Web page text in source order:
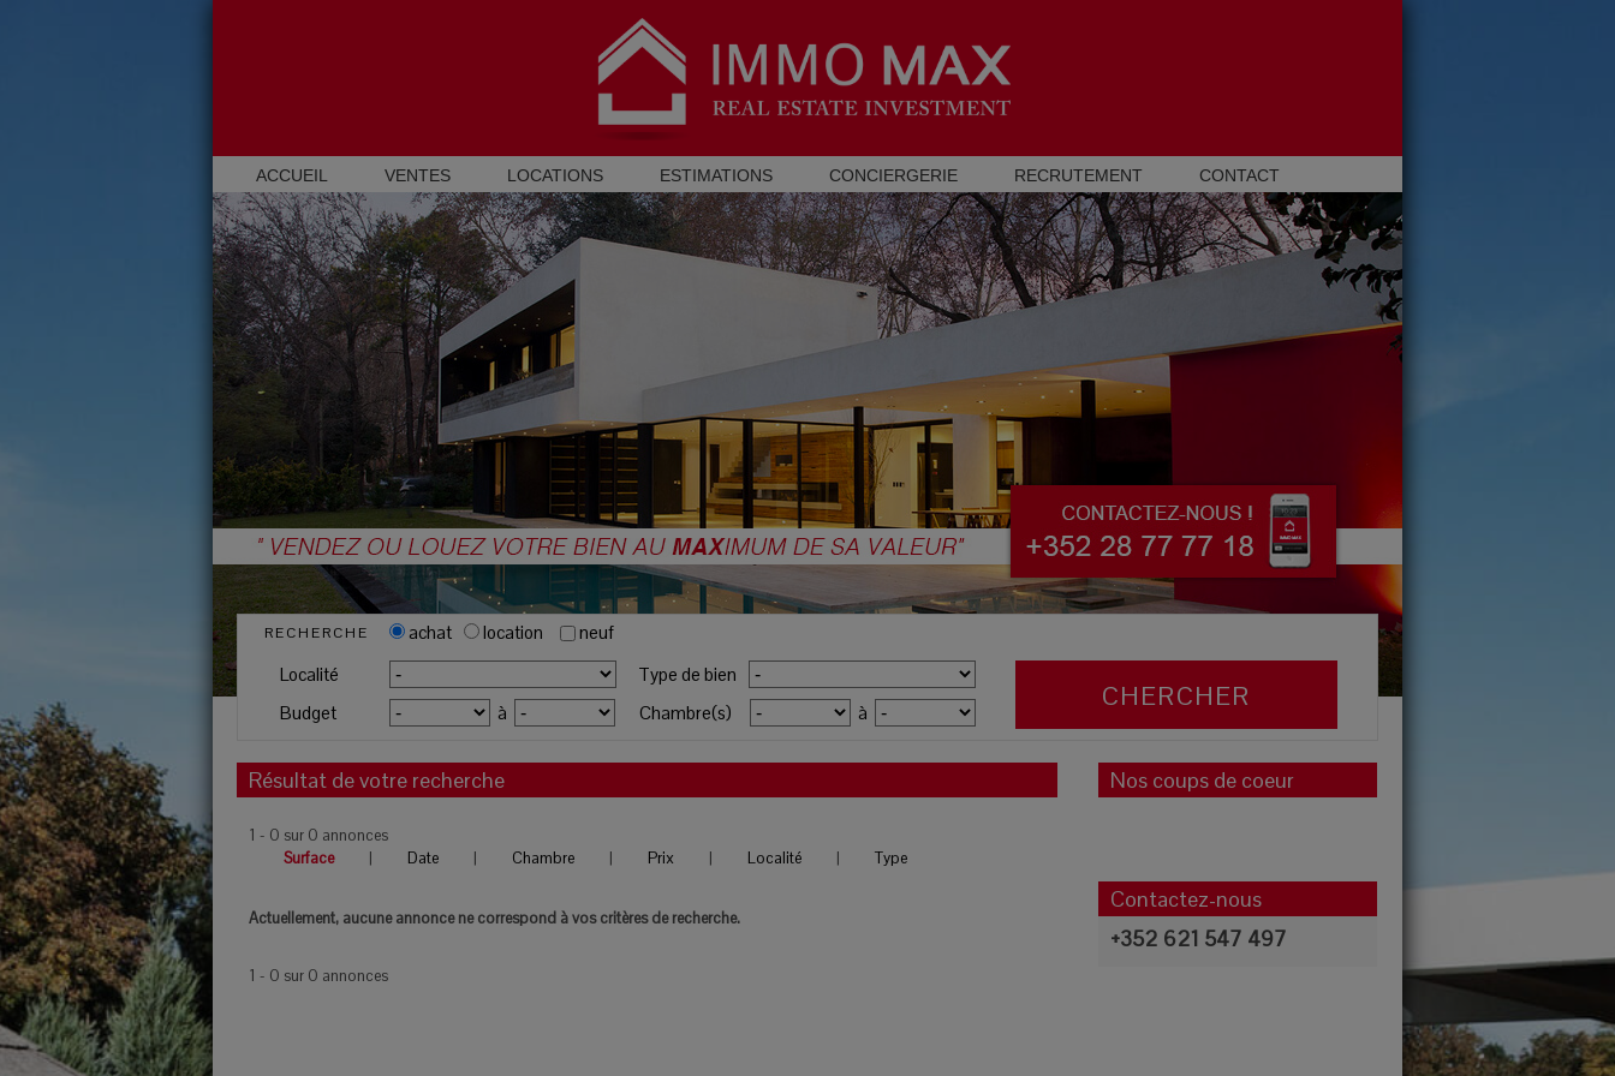
ACCUEIL VENTES LOCATIONS ESTIMATIONS CONCIERGERIE RECRUTEMENT CONTACT
RECHERCHE achat location
neuf
Localité
Type de bien
Budget
à Chambre(s) à
Résultat de votre recherche
1 - 0 sur 0 annonces
Surface
Date Chambre Prix Localité Type
Actuellement, aucune annonce ne correspond à vos critères de recherche.
1 - 0 sur 0 annonces
Nos coups de coeur
Contactez-nous
+352 621 547 497